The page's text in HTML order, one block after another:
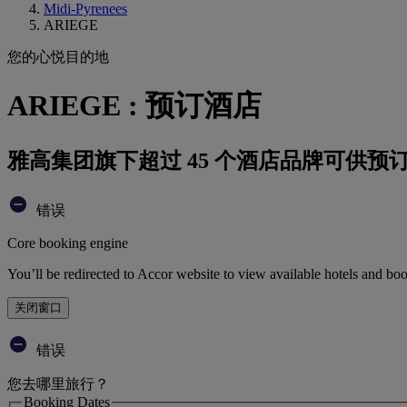
Midi-Pyrenees
ARIEGE
您的心悦目的地
ARIEGE : 预订酒店
雅高集团旗下超过 45 个酒店品牌可供预
错误
Core booking engine
You’ll be redirected to Accor website to view available hotels and
关闭窗口
错误
您去哪里旅行？
Booking Dates